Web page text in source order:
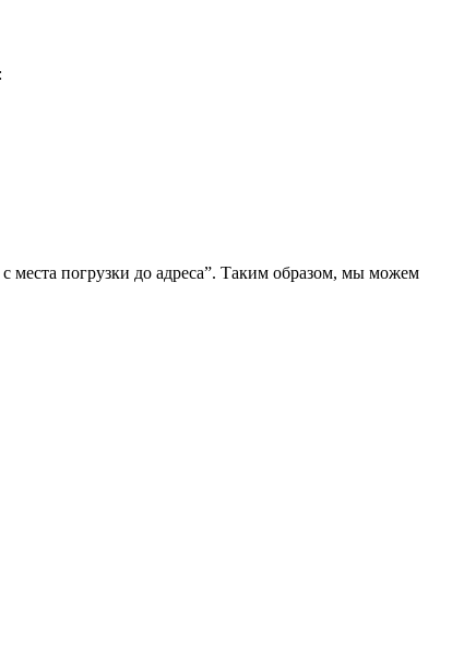
с места погрузки до адреса”. Таким образом, мы можем